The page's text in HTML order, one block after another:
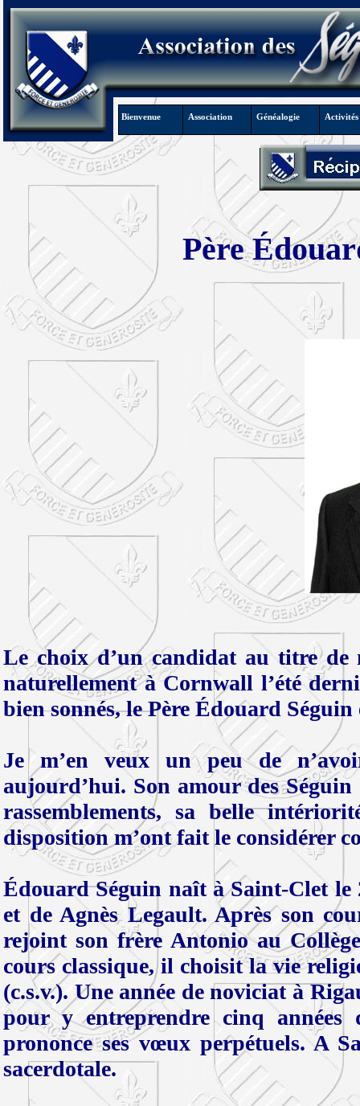
Père
Le choix d’un candidat au titre de
naturellement à Cornwall l’été
bien sonnés, le Père Édouard
Je m’en veux un peu de
aujourd’hui. Son amour des
rassemblements, sa belle
disposition m’ont fait le considérer
Édouard Séguin naît à Saint-Clet le
et de Agnès Legault. Après son
rejoint son frère Antonio au
cours classique, il choisit la vie
(c.s.v.). Une année de noviciat à
pour y entreprendre cinq années
prononce ses vœux perpétuels. A
sacerdotale.
Bienvenue Association Généalogie Activités